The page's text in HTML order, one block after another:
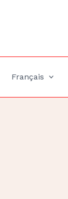
Français